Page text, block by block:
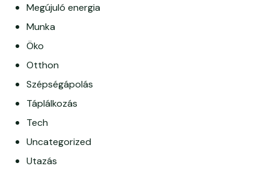
Megújuló energia
Munka
Öko
Otthon
Szépségápolás
Táplálkozás
Tech
Uncategorized
Utazás